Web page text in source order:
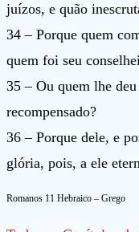
juízos, e quão
34 – Porque quem
quem foi seu
35 – Ou quem lhe
recompensado?
36 – Porque dele, e
glória, pois, a ele
Romanos 11 Hebraico – Grego